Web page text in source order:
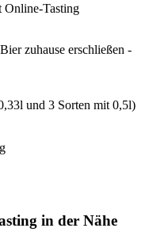
Online-Tasting
zuhause erschließen -
und 3 Sorten mit 0,5l)
in der Nähe